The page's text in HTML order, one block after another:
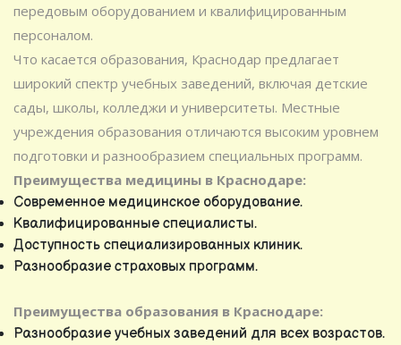
передовым оборудованием и квалифицированным
персоналом.
Что касается образования, Краснодар предлагает
широкий спектр учебных заведений, включая детские
сады, школы, колледжи и университеты. Местные
учреждения образования отличаются высоким уровнем
подготовки и разнообразием специальных программ.
Преимущества медицины в Краснодаре:
Современное медицинское оборудование.
Квалифицированные специалисты.
Доступность специализированных клиник.
Разнообразие страховых программ.
Преимущества образования в Краснодаре:
Разнообразие учебных заведений для всех возрастов.